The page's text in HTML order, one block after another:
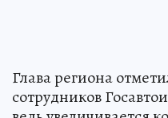
Глава региона
сотрудников